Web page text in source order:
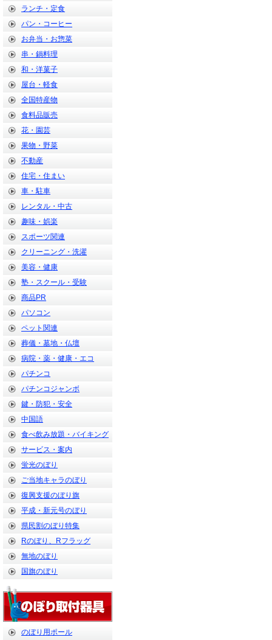
ランチ・定食
パン・コーヒー
お弁当・お惣菜
串・鍋料理
和・洋菓子
屋台・軽食
全国特産物
食料品販売
花・園芸
果物・野菜
不動産
住宅・住まい
車・駐車
レンタル・中古
趣味・娯楽
スポーツ関連
クリーニング・洗濯
美容・健康
塾・スクール・受験
商品PR
パソコン
ペット関連
葬儀・墓地・仏壇
病院・薬・健康・エコ
パチンコ
パチンコジャンボ
鍵・防犯・安全
中国語
食べ飲み放題・バイキング
サービス・案内
蛍光のぼり
ご当地キャラのぼり
復興支援のぼり旗
平成・新元号のぼり
県民割のぼり特集
Rのぼり、Rフラッグ
無地のぼり
国旗のぼり
のぼり用ポール